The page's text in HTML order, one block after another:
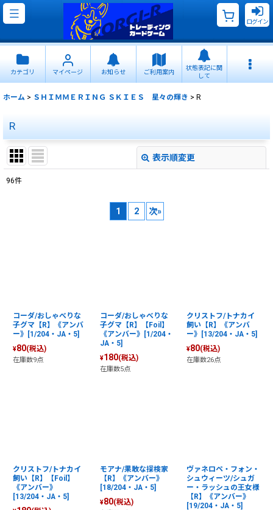
ログイン
カテゴリ マイページ お知らせ ご利用案内
状態表記に関
して
ホーム > ＳＨＩＭＭＥＲＩＮＧ ＳＫＩＥＳ 星々の輝き > R
R
表示順変更
96件
1 2 次»
コーダ/おしゃべりな
子グマ【R】《アンバ
ー》[1/204・JA・5]
¥80(税込)
在庫数9点
コーダ/おしゃべりな
子グマ【R】【Foil】
《アンバー》[1/204・
JA・5]
¥180(税込)
在庫数5点
クリストフ/トナカイ
飼い【R】《アンバ
ー》[13/204・JA・5]
¥80(税込)
在庫数26点
クリストフ/トナカイ
飼い【R】【Foil】
《アンバー》
[13/204・JA・5]
モアナ/果敢な探検家
【R】《アンバー》
[18/204・JA・5]
¥80(税込)
ヴァネロペ・フォン・
シュウィーツ/シュガ
ー・ラッシュの王女様
【R】《アンバー》
[19/204・JA・5]